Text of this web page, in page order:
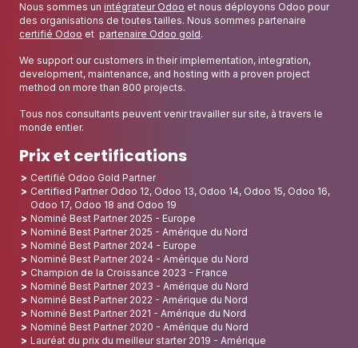
Nous sommes un intégrateur Odoo et nous déployons Odoo pour
des organisations de toutes tailles. Nous sommes partenaire
certifié Odoo et partenaire Odoo gold.
We support our customers in their implementation, integration,
development, maintenance, and hosting with a proven project
method on more than 800 projects.
Tous nos consultants peuvent venir travailler sur site, à travers le
monde entier.
Prix et certifications
Certifié Odoo Gold Partner
Certified Partner Odoo 12, Odoo 13, Odoo 14, Odoo 15, Odoo 16,
Odoo 17, Odoo 18 and Odoo 19
Nominé Best Partner 2025 - Europe
Nominé Best Partner 2025 - Amérique du Nord
Nominé Best Partner 2024 - Europe
Nominé Best Partner 2024 - Amérique du Nord
Champion de la Croissance 2023 - France
Nominé Best Partner 2023 - Amérique du Nord
Nominé Best Partner 2022 - Amérique du Nord
Nominé Best Partner 2021 - Amérique du Nord
Nominé Best Partner 2020 - Amérique du Nord
Lauréat du prix du meilleur starter 2019 - Amérique